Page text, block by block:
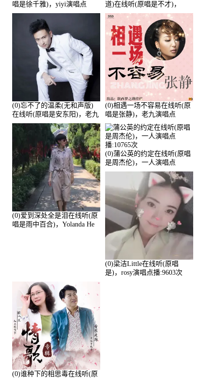
唱是徐千雅)，yiyi演唱点
播:21991次
道)在线听(原唱是不才)，
HGBai演唱点播:19428次
(0)忘不了的温柔(无和声版)
在线听(原唱是安东阳)，老九
演唱点播:17392次
(0)相遇一场不容易在线听(原
唱是张静)，老九演唱点
播:11453次
(0)爱到深处全是泪在线听(原
唱是雨中百合)，Yolanda He
(0)蒲公英的约定在线听(原唱
是周杰伦)，一人演唱点
播:10765次
(0)梁洁Little在线听(原唱
是)，rosy演唱点播:9603次
(0)谁种下的相思毒在线听(原